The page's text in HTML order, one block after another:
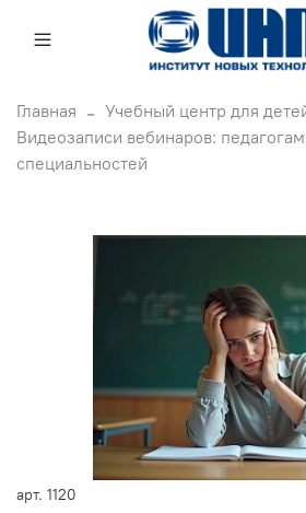
Главная
Учебный центр для
Видеозаписи вебинаров:
специальностей
арт. 1120